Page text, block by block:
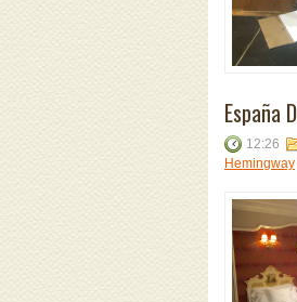
España
12:26
Hemingway